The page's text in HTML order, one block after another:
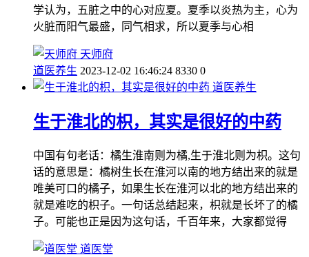
学认为，五脏之中的心对应夏。夏季以炎热为主，心为
火脏而阳气最盛，同气相求，所以夏季与心相
天师府
道医养生 2023-12-02 16:46:24 8330 0
道医养生
生于淮北的枳，其实是很好的中药
中国有句老话：橘生淮南则为橘,生于淮北则为枳。这句
话的意思是：橘树生长在淮河以南的地方结出来的就是
唯美可口的橘子，如果生长在淮河以北的地方结出来的
就是难吃的枳子。一句话总结起来，枳就是长坏了的橘
子。可能也正是因为这句话，千百年来，大家都觉得
道医堂